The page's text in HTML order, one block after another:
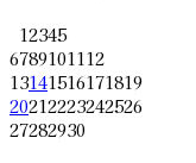
12345
6789101112
13141516171819
20212223242526
27282930